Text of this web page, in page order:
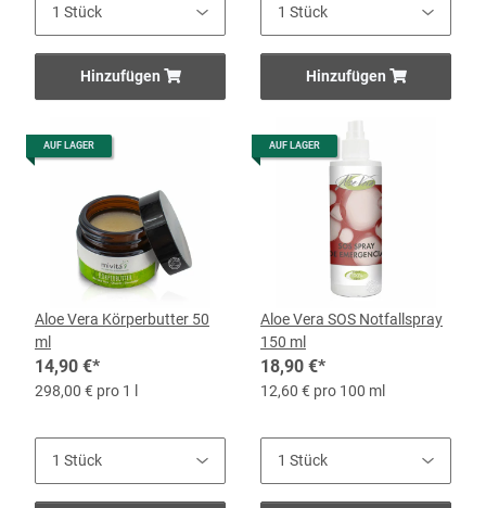
Hinzufügen Hinzufügen
AUF LAGER
Aloe Vera Körperbutter 50
ml
14,90 €*
298,00 € pro 1 l
AUF LAGER
Aloe Vera SOS Notfallspray
150 ml
18,90 €*
12,60 € pro 100 ml